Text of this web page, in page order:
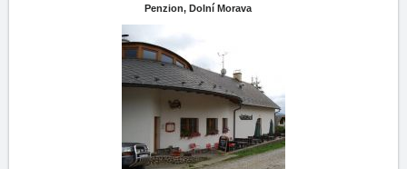
Penzion, Dolní Morava